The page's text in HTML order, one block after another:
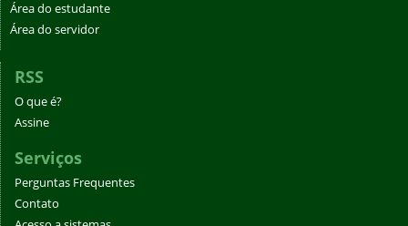
Área do estudante
Área do servidor
RSS
O que é?
Assine
Serviços
Perguntas Frequentes
Contato